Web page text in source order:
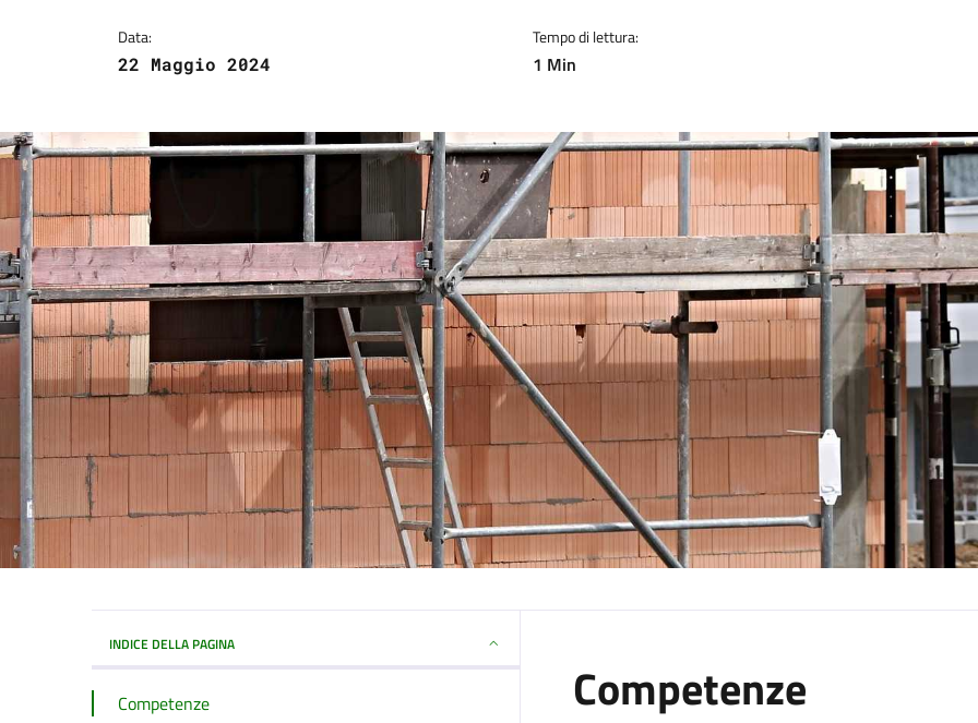
Data:
22 Maggio 2024
Tempo di lettura:
1 Min
INDICE DELLA PAGINA
Competenze
Competenze